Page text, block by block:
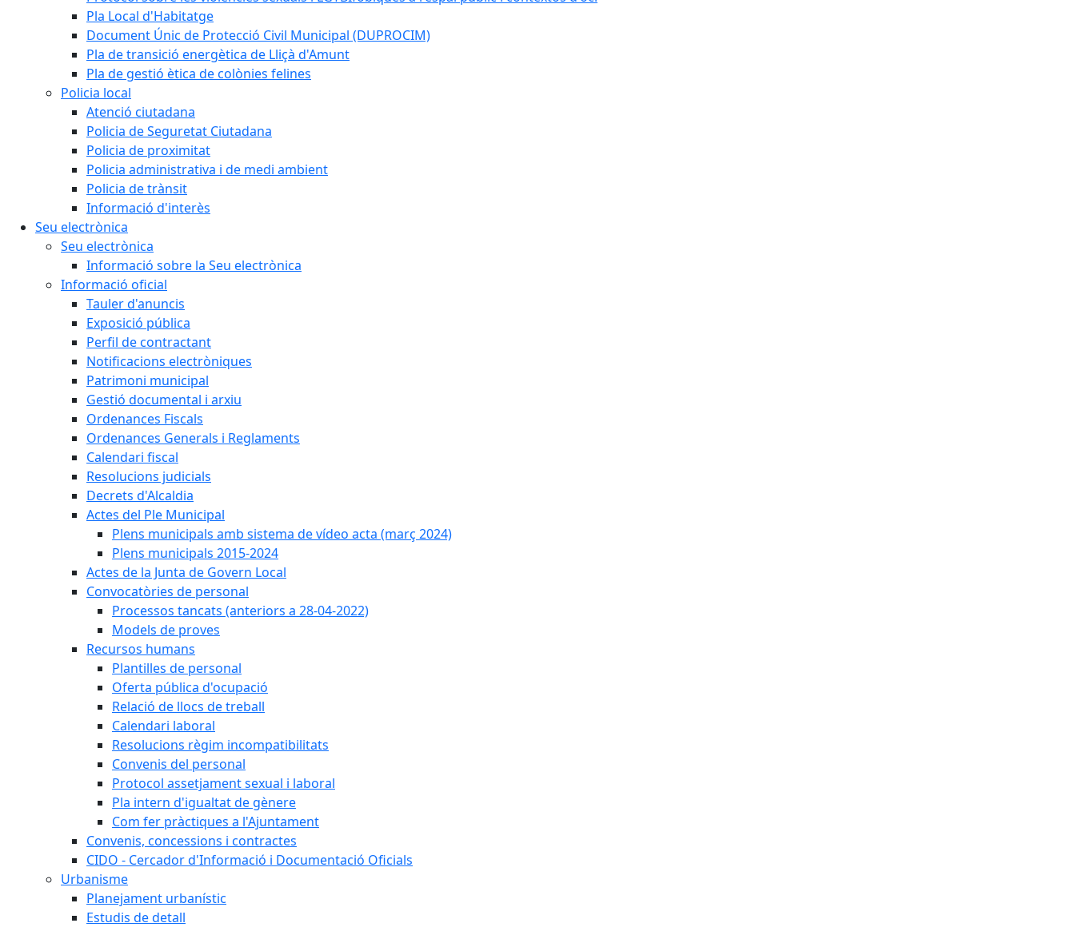
Pla Local d'Habitatge
Document Únic de Protecció Civil Municipal (DUPROCIM)
Pla de transició energètica de Lliçà d'Amunt
Pla de gestió ètica de colònies felines
Policia local
Atenció ciutadana
Policia de Seguretat Ciutadana
Policia de proximitat
Policia administrativa i de medi ambient
Policia de trànsit
Informació d'interès
Seu electrònica
Seu electrònica
Informació sobre la Seu electrònica
Informació oficial
Tauler d'anuncis
Exposició pública
Perfil de contractant
Notificacions electròniques
Patrimoni municipal
Gestió documental i arxiu
Ordenances Fiscals
Ordenances Generals i Reglaments
Calendari fiscal
Resolucions judicials
Decrets d'Alcaldia
Actes del Ple Municipal
Plens municipals amb sistema de vídeo acta (març 2024)
Plens municipals 2015-2024
Actes de la Junta de Govern Local
Convocatòries de personal
Processos tancats (anteriors a 28-04-2022)
Models de proves
Recursos humans
Plantilles de personal
Oferta pública d'ocupació
Relació de llocs de treball
Calendari laboral
Resolucions règim incompatibilitats
Convenis del personal
Protocol assetjament sexual i laboral
Pla intern d'igualtat de gènere
Com fer pràctiques a l'Ajuntament
Convenis, concessions i contractes
CIDO - Cercador d'Informació i Documentació Oficials
Urbanisme
Planejament urbanístic
Estudis de detall